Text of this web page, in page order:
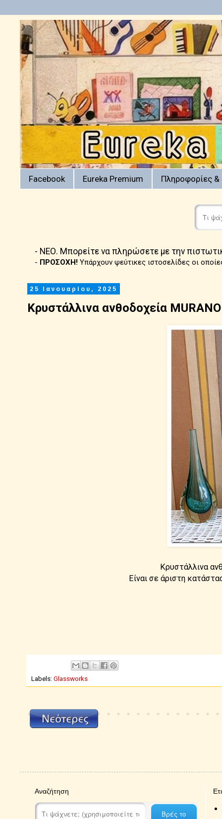
Facebook Eureka Premium Πληροφορίες &
- ΝΕΟ. Μπορείτε να πληρώσετε με την
- ΠΡΟΣΟΧΗ! Υπάρχουν ψεύτικες ιστοσελίδες οι
25 Ιανουαρίου, 2025
Κρυστάλλινα ανθοδοχεία MURANO
Κρυστάλλινα
Είναι σε άριστη
Labels: Glassworks
Αναζήτηση